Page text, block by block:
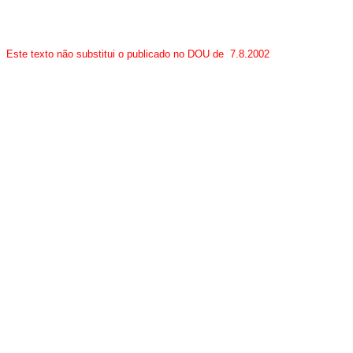
Este texto não substitui o publicado no DOU de 7.8.2002